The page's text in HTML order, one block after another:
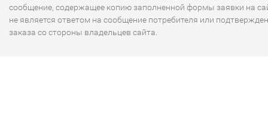
сообщение, содержащее копию заполненной формы заявки на
не является ответом на сообщение потребителя или
заказа со стороны владельцев сайта.